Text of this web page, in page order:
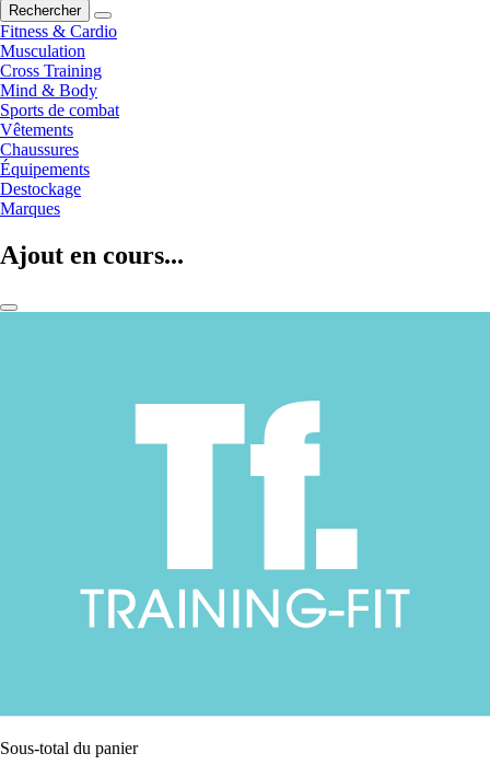
Rechercher
Fitness & Cardio
Musculation
Cross Training
Mind & Body
Sports de combat
Vêtements
Chaussures
Équipements
Destockage
Marques
Ajout en cours...
Sous-total du panier